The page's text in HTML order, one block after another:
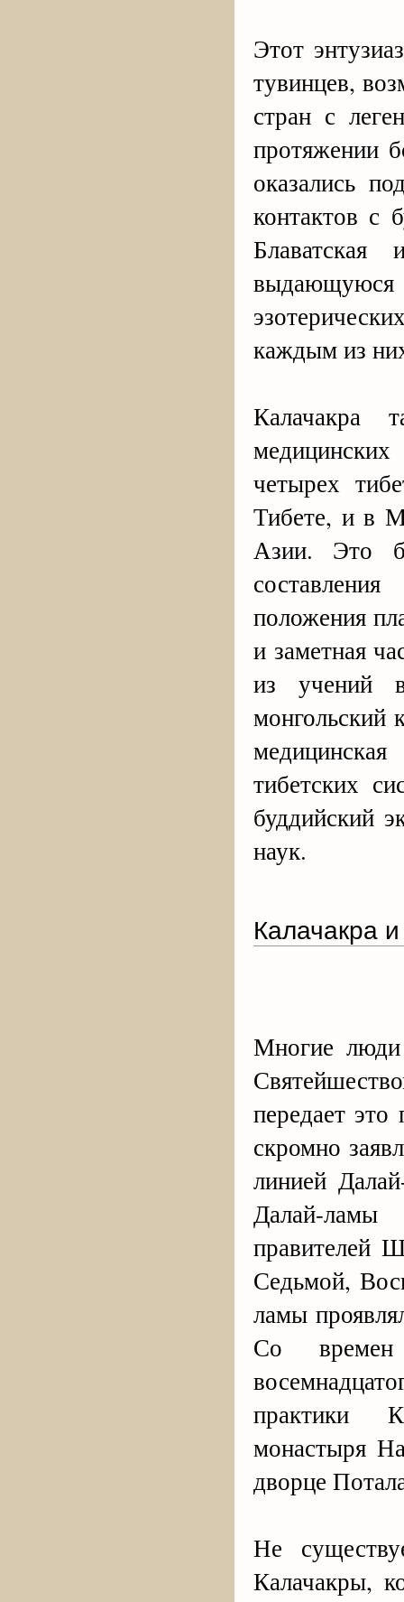
Этот
тувинцев,
стран с
протяжении
оказались
контактов с
каждым из
Калачакра
четырех
Тибете, и в
Азии. Это
положения
и заметная
из учений
монгольский
тибетских
буддийский
наук.
Калачакра
Многие люди
передает
скромно
линией
Далай-ламы
правителей
Седьмой,
ламы
Со
практики
монастыря
дворце
Не
Калачакры,